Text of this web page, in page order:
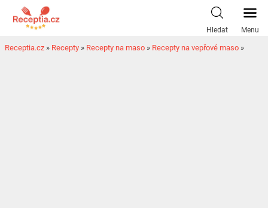
Hledat Menu
Receptia.cz » Recepty » Recepty na maso » Recepty na vepřové maso »